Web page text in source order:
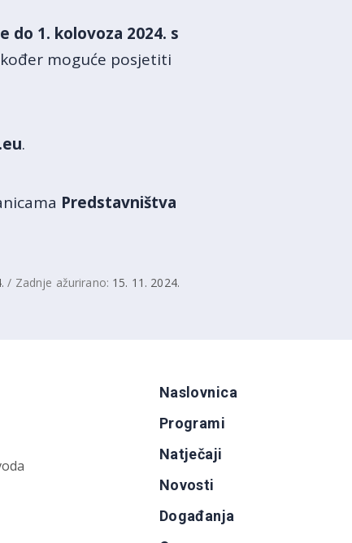
1. kolovoza 2024. s
moguće posjetiti
.
Predstavništva
/ Zadnje ažurirano: 15. 11. 2024.
Naslovnica
Programi
Natječaji
Novosti
Događanja